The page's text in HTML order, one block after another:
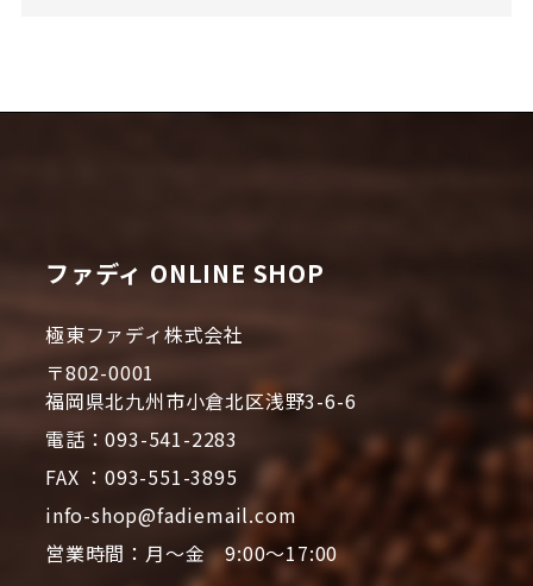
ファディ ONLINE SHOP
極東ファディ株式会社
〒802-0001
福岡県北九州市小倉北区浅野3-6-6
電話：093-541-2283
FAX ：093-551-3895
info-shop@fadiemail.com
営業時間：月～金 9:00～17:00